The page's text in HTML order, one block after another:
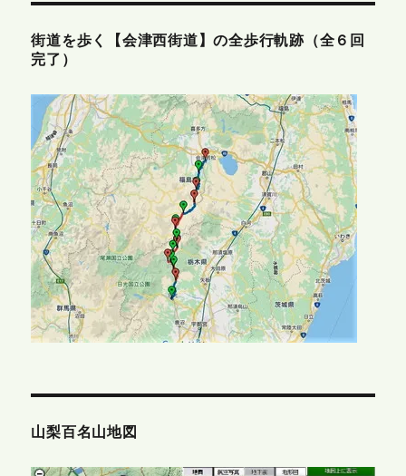
街道を歩く【会津西街道】の全歩行軌跡（全６回
完了）
山梨百名山地図